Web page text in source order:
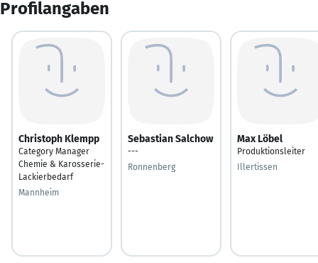
Profilangaben
Christoph Klempp
Category Manager
Chemie & Karosserie-
Lackierbedarf
Mannheim
Sebastian Salchow
---
Ronnenberg
Max Löbel
Produktionsleiter
Illertissen